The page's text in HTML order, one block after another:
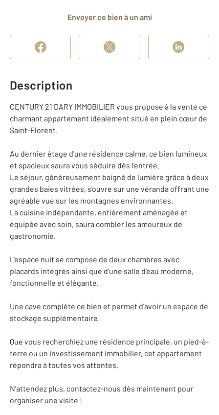
Envoyer ce bien à un ami
Description
CENTURY 21 DARY IMMOBILIER vous propose à la vente ce
charmant appartement idéalement situé en plein cœur de
Saint-Florent.
Au dernier étage d'une résidence calme, ce bien lumineux
et spacieux saura vous séduire dès l'entrée.
Le séjour, généreusement baigné de lumière grâce à deux
grandes baies vitrées, s'ouvre sur une véranda offrant une
agréable vue sur les montagnes environnantes.
La cuisine indépendante, entièrement aménagée et
équipée avec soin, saura combler les amoureux de
gastronomie.
L'espace nuit se compose de deux chambres avec
placards intégrés ainsi que d'une salle d'eau moderne,
fonctionnelle et élégante.
Une cave complète ce bien et permet d'avoir un espace de
stockage supplémentaire.
Que vous recherchiez une résidence principale, un pied-à-
terre ou un investissement immobilier, cet appartement
répondra à toutes vos attentes.
N'attendez plus, contactez-nous dès maintenant pour
organiser une visite !